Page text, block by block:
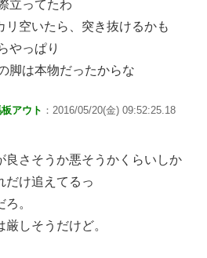
立ってたわ
リ空いたら、突き抜けるかも
やっぱり
脚は本物だったからな
アウト ：2016/05/20(金) 09:52:25.18
良さそうか悪そうかくらいしか
だけ追えてるっ
。
しそうだけど。